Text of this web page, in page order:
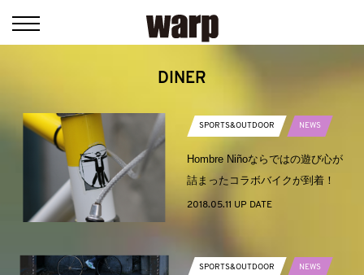
DINER
SPORTS&OUTDOOR NEWS
Hombre Niñoならではの遊び心が
詰まったコラボバイクが到着！
2018.05.11 UP DATE
SPORTS&OUTDOOR NEWS